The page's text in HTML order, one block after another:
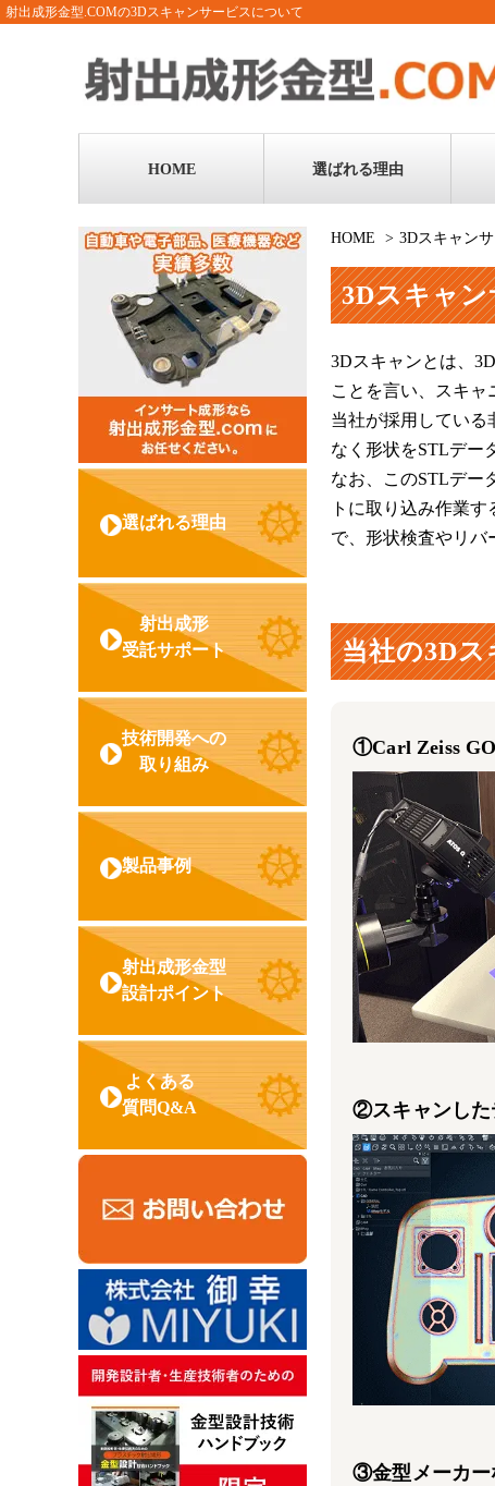
射出成形金型.COMの3Dスキャンサービスについて
HOME 選ばれる理由
選ばれる理由
射出成形
受託サポート
技術開発への
取り組み
製品事例
射出成形金型
設計ポイント
よくある
質問Q&A
HOME 3Dスキャン
3Dスキャ
3Dスキャンとは、
ことを言い、スキャ
当社が採用している
なく形状をSTLデー
なお、このSTLデー
トに取り込み作業
で、形状検査やリバ
当社の3D
①Carl Zeiss
②スキャンした
③金型メーカー